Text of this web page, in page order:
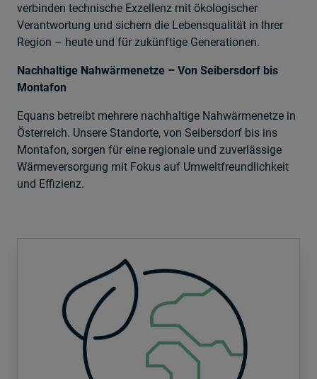
verbinden technische Exzellenz mit ökologischer
Verantwortung und sichern die Lebensqualität in Ihrer
Region – heute und für zukünftige Generationen.
Nachhaltige Nahwärmenetze – Von Seibersdorf bis
Montafon
Equans betreibt mehrere nachhaltige Nahwärmenetze in
Österreich. Unsere Standorte, von Seibersdorf bis ins
Montafon, sorgen für eine regionale und zuverlässige
Wärmeversorgung mit Fokus auf Umweltfreundlichkeit
und Effizienz.